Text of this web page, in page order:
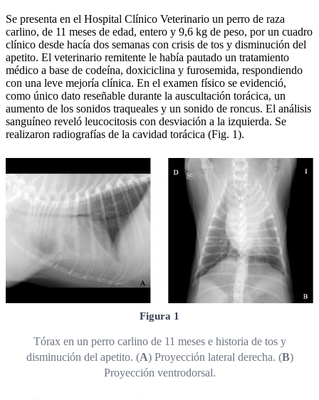
Se presenta en el Hospital Clínico Veterinario un perro de raza
carlino, de 11 meses de edad, entero y 9,6 kg de peso, por un cuadro
clínico desde hacía dos semanas con crisis de tos y disminución del
apetito. El veterinario remitente le había pautado un tratamiento
médico a base de codeína, doxiciclina y furosemida, respondiendo
con una leve mejoría clínica. En el examen físico se evidenció,
como único dato reseñable durante la auscultación torácica, un
aumento de los sonidos traqueales y un sonido de roncus. El análisis
sanguíneo reveló leucocitosis con desviación a la izquierda. Se
realizaron radiografías de la cavidad torácica (Fig. 1).
Figura 1
Tórax en un perro carlino de 11 meses e historia de tos y
disminución del apetito. (A) Proyección lateral derecha. (B)
Proyección ventrodorsal.